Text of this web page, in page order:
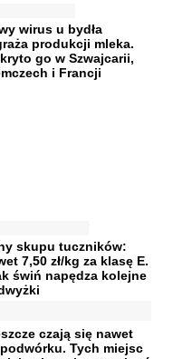
wirus u bydła
produkcji mleka.
go w Szwajcarii,
i Francji
skupu tuczników:
7,50 zł/kg za klasę E.
świń napędza kolejne
czają się nawet
Tych miejsc